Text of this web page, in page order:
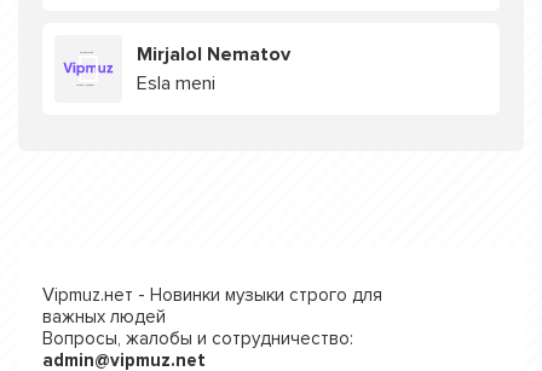
Mirjalol Nematov
Esla meni
Vipmuz.нет - Новинки музыки строго для
важных людей
Вопросы, жалобы и сотрудничество:
admin@vipmuz.net